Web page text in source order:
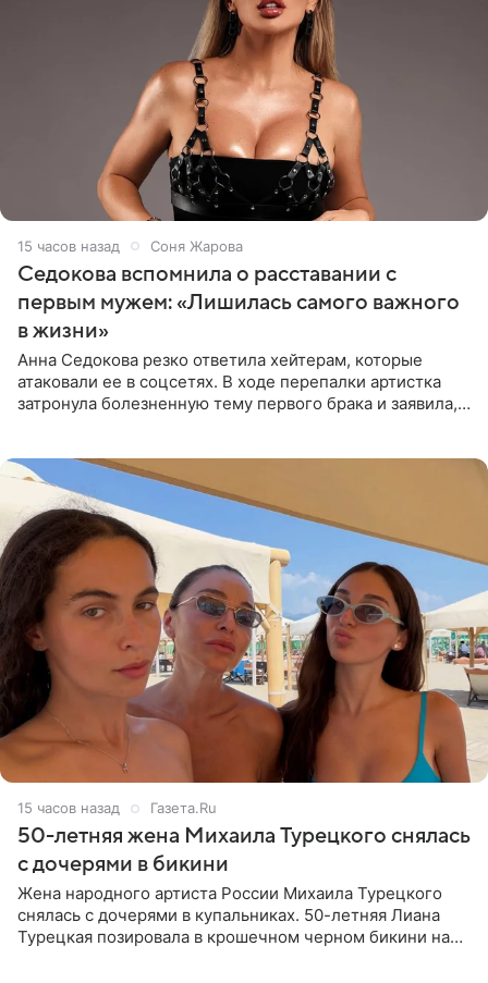
15 часов назад Соня Жарова
Седокова вспомнила о расставании с
первым мужем: «Лишилась самого важного
в жизни»
Анна Седокова резко ответила хейтерам, которые
атаковали ее в соцсетях. В ходе перепалки артистка
затронула болезненную тему первого брака и заявила,
15 часов назад Газета.Ru
50-летняя жена Михаила Турецкого снялась
с дочерями в бикини
Жена народного артиста России Михаила Турецкого
снялась с дочерями в купальниках. 50-летняя Лиана
Турецкая позировала в крошечном черном бикини на